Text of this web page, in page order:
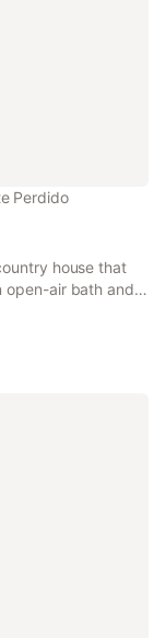
Perdido
house that
open-air bath and
house for